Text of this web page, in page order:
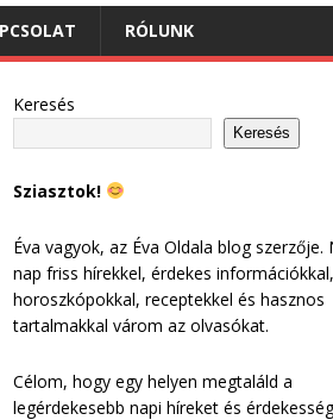
RÓLUNK
Keresés
Keresés
Sziasztok!
Éva vagyok, az Éva Oldala blog szerzője.
nap friss hírekkel, érdekes információkkal,
horoszkópokkal, receptekkel és hasznos
tartalmakkal várom az olvasókat.
Célom, hogy egy helyen megtaláld a
legérdekesebb napi híreket és